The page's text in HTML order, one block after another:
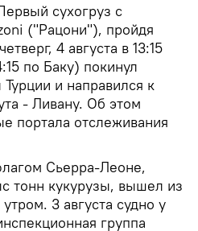
сухогруз с
("Рацони"), пройдя
4 августа в 13:15
по Баку) покинул
и направился к
- Ливану. Об этом
портала отслеживания
Сьерра-Леоне,
тонн кукурузы, вышел из
3 августа судно у
группа